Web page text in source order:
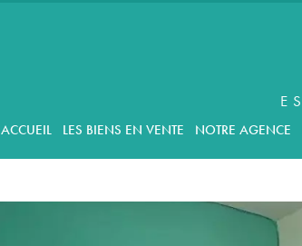
ACCUEIL LES BIENS EN VENTE NOTRE AGENCE